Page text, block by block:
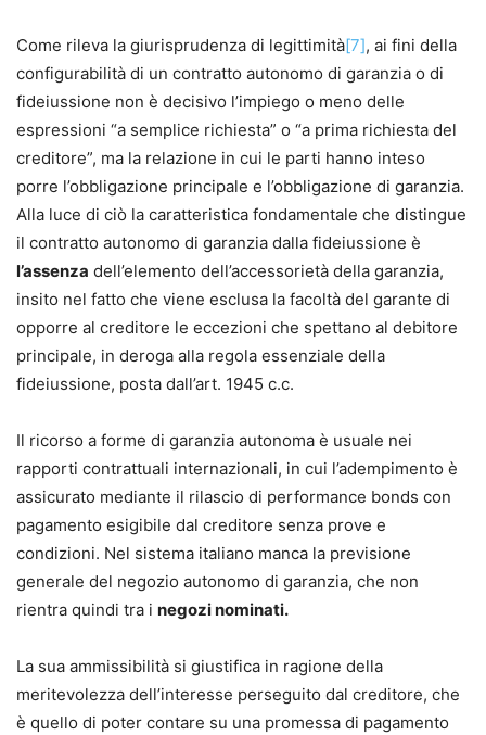
Come rileva la giurisprudenza di legittimità[7], ai fini della
configurabilità di un contratto autonomo di garanzia o di
fideiussione non è decisivo l’impiego o meno delle
espressioni “a semplice richiesta” o “a prima richiesta del
creditore”, ma la relazione in cui le parti hanno inteso
porre l’obbligazione principale e l’obbligazione di garanzia.
Alla luce di ciò la caratteristica fondamentale che distingue
il contratto autonomo di garanzia dalla fideiussione è
l’assenza dell’elemento dell’accessorietà della garanzia,
insito nel fatto che viene esclusa la facoltà del garante di
opporre al creditore le eccezioni che spettano al debitore
principale, in deroga alla regola essenziale della
fideiussione, posta dall’art. 1945 c.c.
Il ricorso a forme di garanzia autonoma è usuale nei
rapporti contrattuali internazionali, in cui l’adempimento è
assicurato mediante il rilascio di performance bonds con
pagamento esigibile dal creditore senza prove e
condizioni. Nel sistema italiano manca la previsione
generale del negozio autonomo di garanzia, che non
rientra quindi tra i negozi nominati.
La sua ammissibilità si giustifica in ragione della
meritevolezza dell’interesse perseguito dal creditore, che
è quello di poter contare su una promessa di pagamento